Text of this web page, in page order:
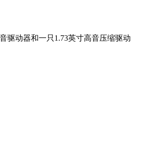
驱动器和一只1.73英寸高音压缩驱动